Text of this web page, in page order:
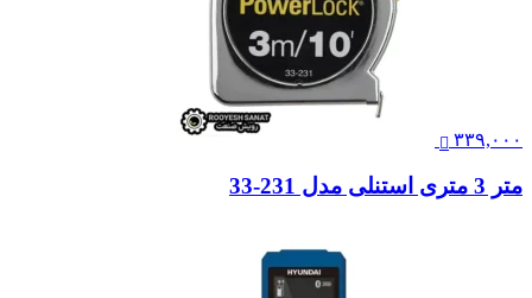
۳۳۹,۰۰۰
متر 3 متری استنلی مدل 231-33